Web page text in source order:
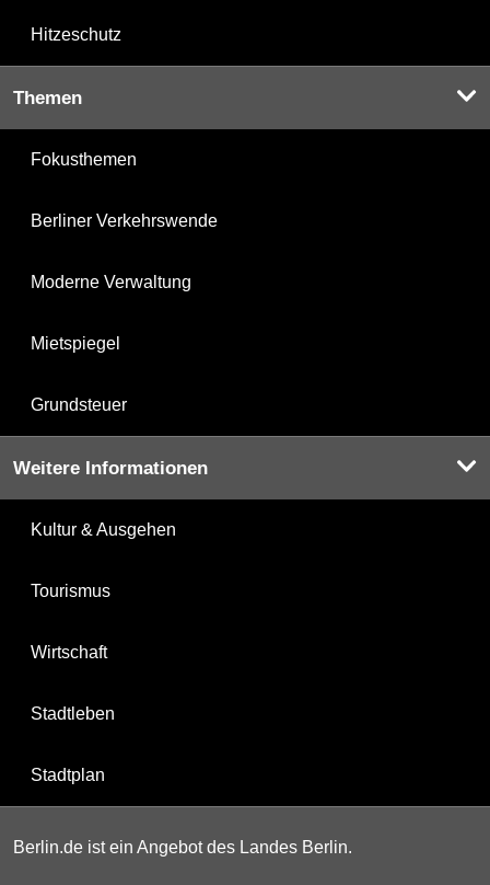
Hitzeschutz
Themen
Fokusthemen
Berliner Verkehrswende
Moderne Verwaltung
Mietspiegel
Grundsteuer
Weitere Informationen
Kultur & Ausgehen
Tourismus
Wirtschaft
Stadtleben
Stadtplan
Berlin.de ist ein Angebot des Landes Berlin.